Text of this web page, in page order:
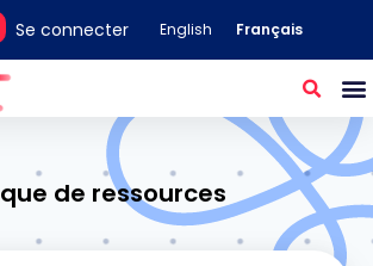
Se connecter English Français
de ressources